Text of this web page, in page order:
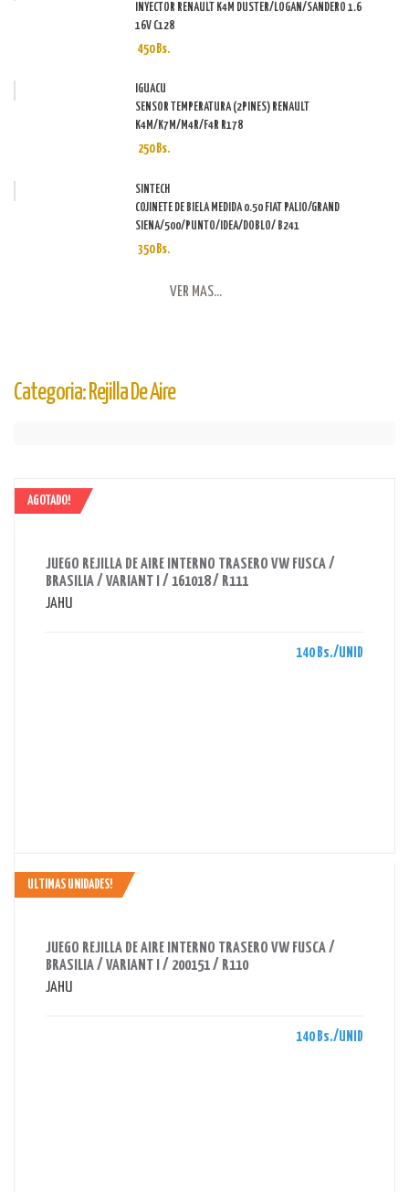
INYECTOR RENAULT K4M DUSTER/LOGAN/SANDERO 1.6
16V C128
450 Bs.
IGUACU
SENSOR TEMPERATURA (2PINES) RENAULT
K4M/K7M/M4R/F4R R178
250 Bs.
SINTECH
COJINETE DE BIELA MEDIDA 0.50 FIAT PALIO/GRAND
SIENA/500/PUNTO/IDEA/DOBLO/ B241
350 Bs.
VER MAS...
Categoria: Rejilla De Aire
AGOTADO!
JUEGO REJILLA DE AIRE INTERNO TRASERO VW FUSCA /
BRASILIA / VARIANT I / 161018 / R111
JAHU
140 Bs./UNID
ULTIMAS UNIDADES!
JUEGO REJILLA DE AIRE INTERNO TRASERO VW FUSCA /
BRASILIA / VARIANT I / 200151 / R110
JAHU
140 Bs./UNID